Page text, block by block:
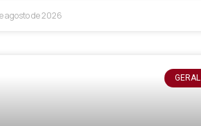
agosto de 2026
GERAL